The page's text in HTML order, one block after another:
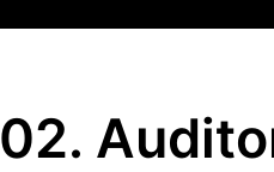
02.